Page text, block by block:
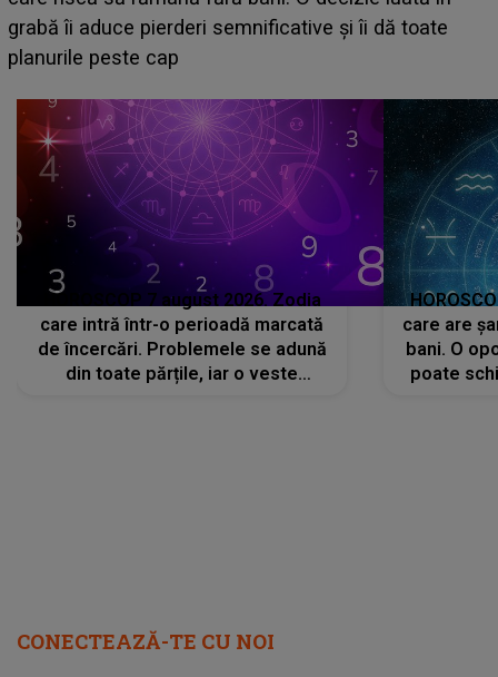
face o MĂRTURISIRE NEAȘTEPTATĂ despre mama
sa: "I-am spus și ei în față, eu nu te iubesc pentru
HOROSCOP 7 august 2026. Zodia
care intră într-o perioadă marcată
de încercări. Problemele se adună
din toate părțile, iar o veste
care are
bani. O
poate
CONECTEAZĂ-TE CU NOI